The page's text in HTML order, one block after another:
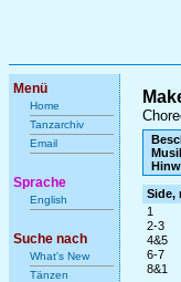
Menü
Home
Tanzarchiv
Email
Sprache
English
Suche nach
What's New
Tänzen
Side,
1
2-3
4&5
6-7
8&1